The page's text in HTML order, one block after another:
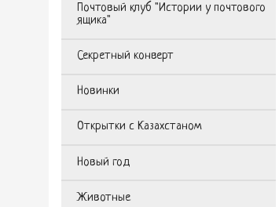
Почтовый клуб "Истории у почтового
ящика"
Секретный конверт
Новинки
Открытки с Казахстаном
Новый год
Животные